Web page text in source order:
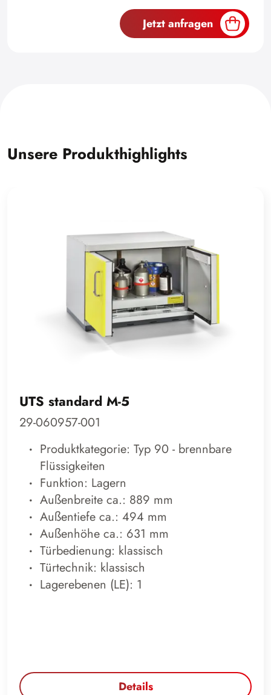
Jetzt anfragen
Unsere Produkthighlights
UTS standard M-5
29-060957-001
Produktkategorie: Typ 90 - brennbare
Flüssigkeiten
Funktion: Lagern
Außenbreite ca.: 889 mm
Außentiefe ca.: 494 mm
Außenhöhe ca.: 631 mm
Türbedienung: klassisch
Türtechnik: klassisch
Lagerebenen (LE): 1
Details